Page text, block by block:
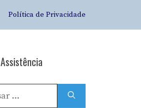
Política de Privacidade